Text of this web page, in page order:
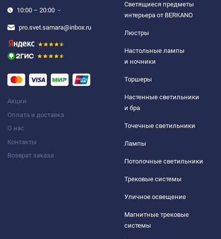
10:00 – 20:00
pro.svet.samara@inbox.ru
Акции
Оплата и доставка
О нас
Контакты
Возврат заказа
Светящиеся предметы
интерьера от BERKANO
Люстры
Настольные лампы
и ночники
Торшеры
Настенные светильники
и бра
Точечные светильники
Лампы
Потолочные светильники
Трековые системы
Уличное освещение
Магнитные трековые
системы